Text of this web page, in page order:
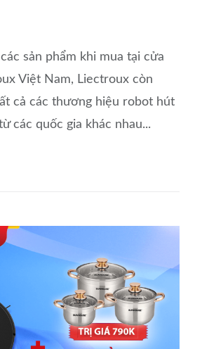
sản phẩm khi mua tại cửa
Việt Nam, Liectroux còn
cả các thương hiệu robot hút
các quốc gia khác nhau...